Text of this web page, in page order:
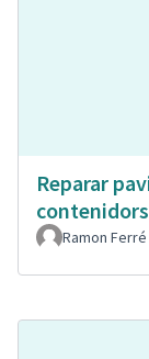
Reparar
contenidors
Ramon